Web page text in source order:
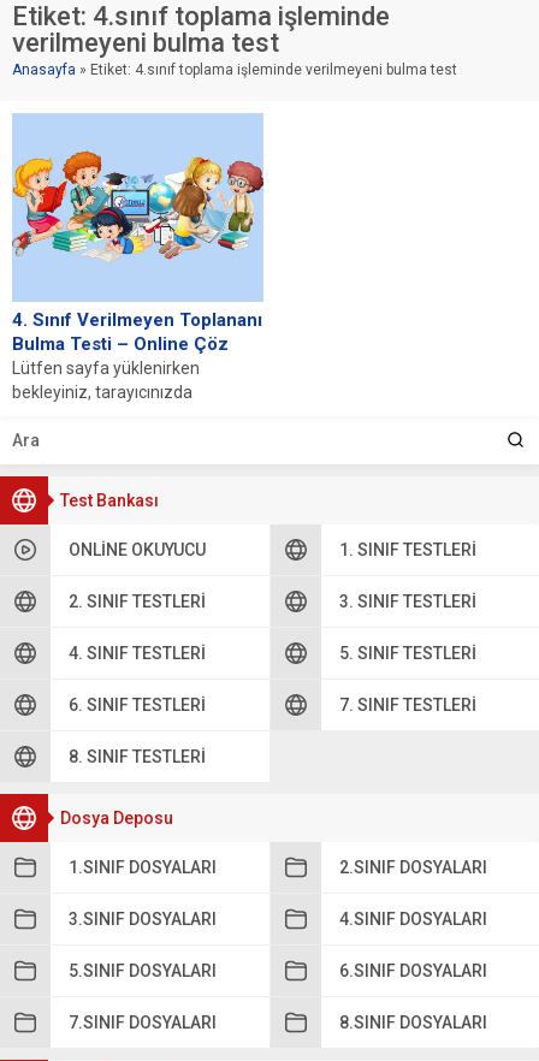
Test Bankası
ONLINE OKUYUCU 1. SINIF TESTLERI
2. SINIF TESTLERI 3. SINIF TESTLERI
4. SINIF TESTLERI 5. SINIF TESTLERI
6. SINIF TESTLERI 7. SINIF TESTLERI
8. SINIF TESTLERI
Dosya Deposu
1.SINIF DOSYALARI 2.SINIF DOSYALARI
3.SINIF DOSYALARI 4.SINIF DOSYALARI
5.SINIF DOSYALARI 6.SINIF DOSYALARI
7.SINIF DOSYALARI 8.SINIF DOSYALARI
Etiket: 4.sınıf toplama işleminde
verilmeyeni bulma test
Anasayfa » Etiket: 4.sınıf toplama işleminde verilmeyeni bulma test
4. Sınıf Verilmeyen Toplananı
Bulma Testi – Online Çöz
Lütfen sayfa yüklenirken
bekleyiniz, tarayıcınızda
olduğundan emin olunuz. Eğer
sayfa yüklenmediyse buraya...